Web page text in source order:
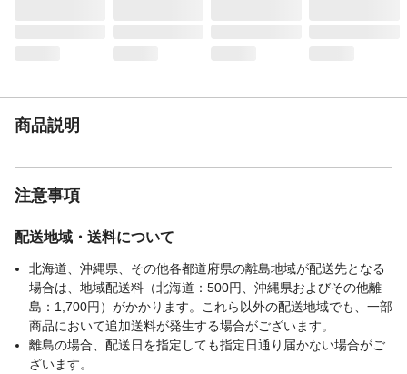
ださい。
使用温度範囲
商品説明
注意事項
配送地域・送料について
北海道、沖縄県、その他各都道府県の離島地域が配送先となる
場合は、地域配送料（北海道：500円、沖縄県およびその他離
島：1,700円）がかかります。これら以外の配送地域でも、一部
商品において追加送料が発生する場合がございます。
離島の場合、配送日を指定しても指定日通り届かない場合がご
ざいます。